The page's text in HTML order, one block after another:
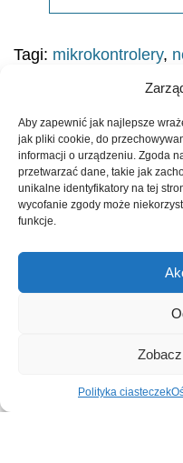
Aby zapewnić jak najlepsze
jak pliki cookie, do
informacji o urządzeniu. Zgoda
przetwarzać dane, takie jak
unikalne identyfikatory na tej
wycofanie zgody może
funkcje.
Polityka ciasteczek
Tagi: mikrokontrolery,
Przeczytaj również:
i Micron
pamięci
AI oraz